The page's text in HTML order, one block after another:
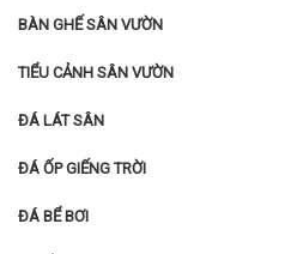
BÀN GHẾ SÂN VƯỜN
TIỂU CẢNH SÂN VƯỜN
ĐÁ LÁT SÂN
ĐÁ ỐP GIẾNG TRỜI
ĐÁ BỂ BƠI